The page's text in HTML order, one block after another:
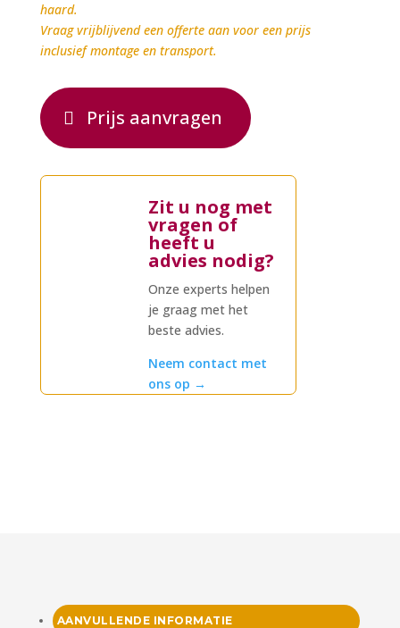
haard.
Vraag vrijblijvend een offerte aan voor een prijs
inclusief montage en transport.
Prijs aanvragen
Zit u nog met
vragen of
heeft u
advies nodig?
Onze experts helpen
je graag met het
beste advies.
Neem contact met
ons op →
AANVULLENDE INFORMATIE